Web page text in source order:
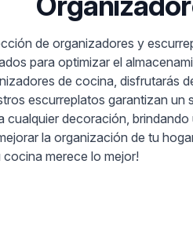
de organizadores y
para optimizar el
de cocina, disfrutarás
escurreplatos garantizan
cualquier decoración,
la organización de tu
cocina merece lo mejor!